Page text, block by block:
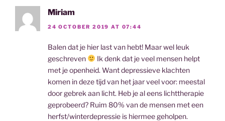
Miriam
24 OCTOBER 2019 AT 07:44
Balen dat je hier last van hebt! Maar wel leuk
geschreven
Ik denk dat je veel mensen helpt
met je openheid. Want depressieve klachten
komen in deze tijd van het jaar veel voor: meestal
door gebrek aan licht. Heb je al eens lichttherapie
geprobeerd? Ruim 80% van de mensen met een
herfst/winterdepressie is hiermee geholpen.